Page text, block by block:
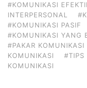
#KOMUNIKASI
INTERPERSONAL
#KOMUNIKASI PASIF
#KOMUNIKASI YANG
#PAKAR KOMUNIKASI
KOMUNIKASI
#TIPS
KOMUNIKASI